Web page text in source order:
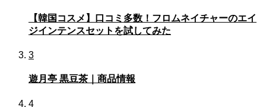
【韓国コスメ】口コミ多数！フロムネイチャーのエイ
ジインテンスセットを試してみた
3
遊月亭 黒豆茶｜商品情報
4